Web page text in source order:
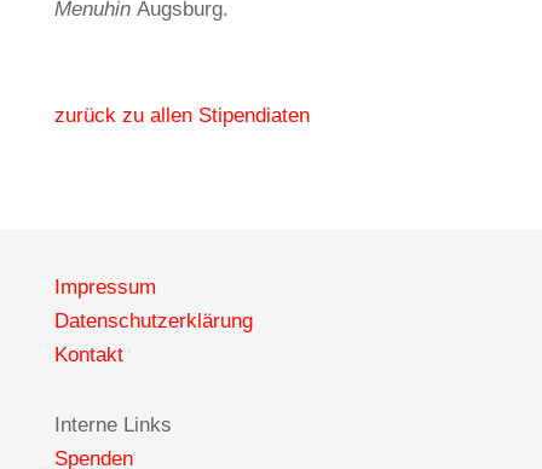
Menuhin Augsburg.
zurück zu allen Stipendiaten
Impressum
Datenschutzerklärung
Kontakt
Interne Links
Spenden